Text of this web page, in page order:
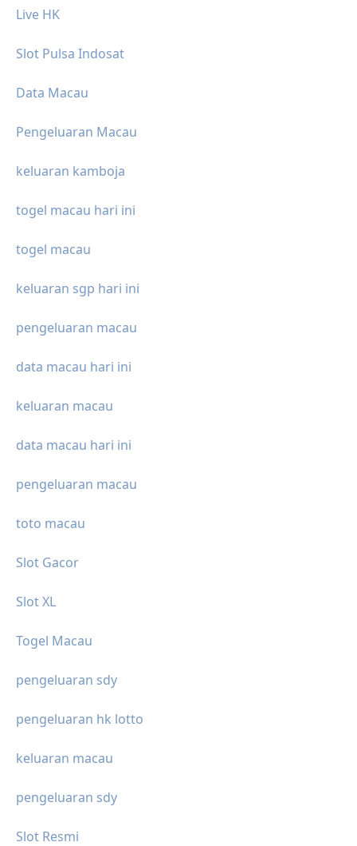
Live HK
Slot Pulsa Indosat
Data Macau
Pengeluaran Macau
keluaran kamboja
togel macau hari ini
togel macau
keluaran sgp hari ini
pengeluaran macau
data macau hari ini
keluaran macau
data macau hari ini
pengeluaran macau
toto macau
Slot Gacor
Slot XL
Togel Macau
pengeluaran sdy
pengeluaran hk lotto
keluaran macau
pengeluaran sdy
Slot Resmi